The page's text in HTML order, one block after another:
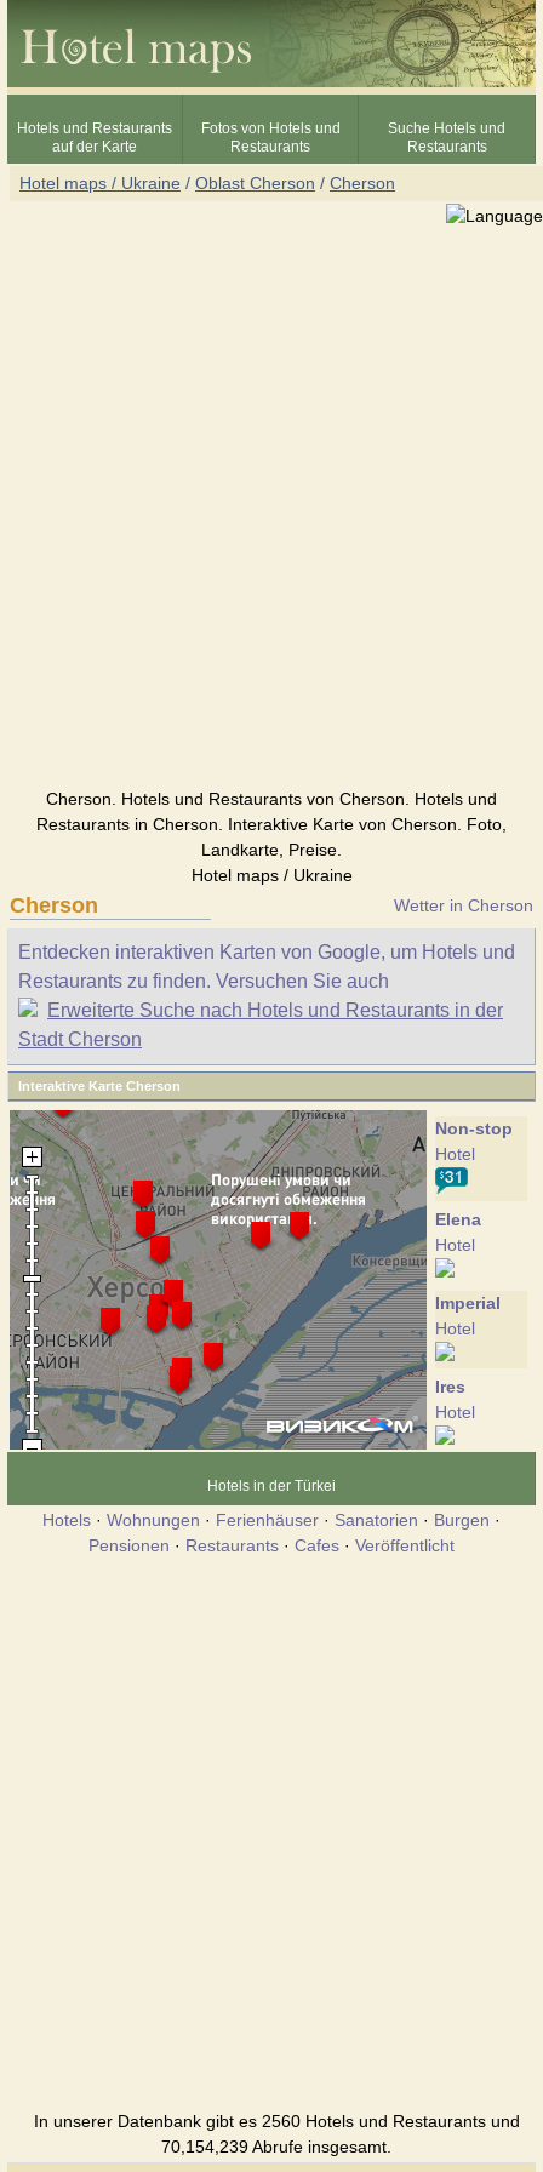
Hotels und Restaurants
auf der Karte
Fotos von Hotels und
Restaurants
Suche Hotels und
Restaurants
Hotel maps / Ukraine / Oblast Cherson / Cherson
Cherson. Hotels und Restaurants von Cherson. Hotels und
Restaurants in Cherson. Interaktive Karte von Cherson. Foto,
Landkarte, Preise.
Hotel maps / Ukraine
Cherson Wetter in Cherson
Entdecken interaktiven Karten von Google, um Hotels und
Restaurants zu finden. Versuchen Sie auch
Erweiterte Suche nach Hotels und Restaurants in der
Stadt Cherson
Interaktive Karte Cherson
Non-stop
Hotel
Elena
Hotel
Imperial
Hotel
Ires
Hotel
Brigantina
Hotel
Hotels in der Türkei
Hotels · Wohnungen · Ferienhäuser · Sanatorien · Burgen ·
Pensionen · Restaurants · Cafes · Veröffentlicht
In unserer Datenbank gibt es 2560 Hotels und Restaurants und
70,154,239 Abrufe insgesamt.